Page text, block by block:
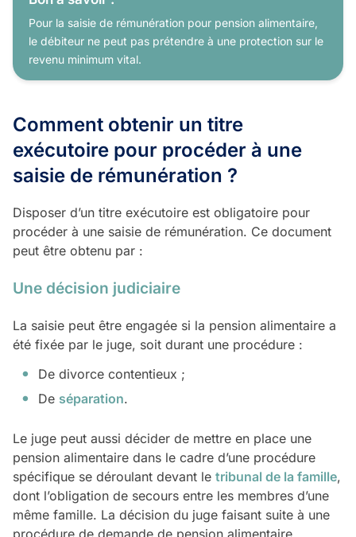
Pour la saisie de rémunération pour pension alimentaire,
le débiteur ne peut pas prétendre à une protection sur le
revenu minimum vital.
Comment obtenir un titre
exécutoire pour procéder à une
saisie de rémunération ?
Disposer d’un titre exécutoire est obligatoire pour
procéder à une saisie de rémunération. Ce document
peut être obtenu par :
Une décision judiciaire
La saisie peut être engagée si la pension alimentaire a
été fixée par le juge, soit durant une procédure :
De divorce contentieux ;
De séparation.
Le juge peut aussi décider de mettre en place une
pension alimentaire dans le cadre d’une procédure
spécifique se déroulant devant le tribunal de la famille,
dont l’obligation de secours entre les membres d’une
même famille. La décision du juge faisant suite à une
procédure de demande de pension alimentaire